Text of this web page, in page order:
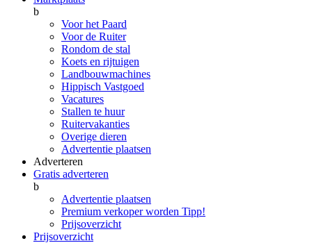
b
Voor het Paard
Voor de Ruiter
Rondom de stal
Koets en rijtuigen
Landbouwmachines
Hippisch Vastgoed
Vacatures
Stallen te huur
Ruitervakanties
Overige dieren
Advertentie plaatsen
Adverteren
Gratis adverteren
b
Advertentie plaatsen
Premium verkoper worden Tipp!
Prijsoverzicht
Prijsoverzicht